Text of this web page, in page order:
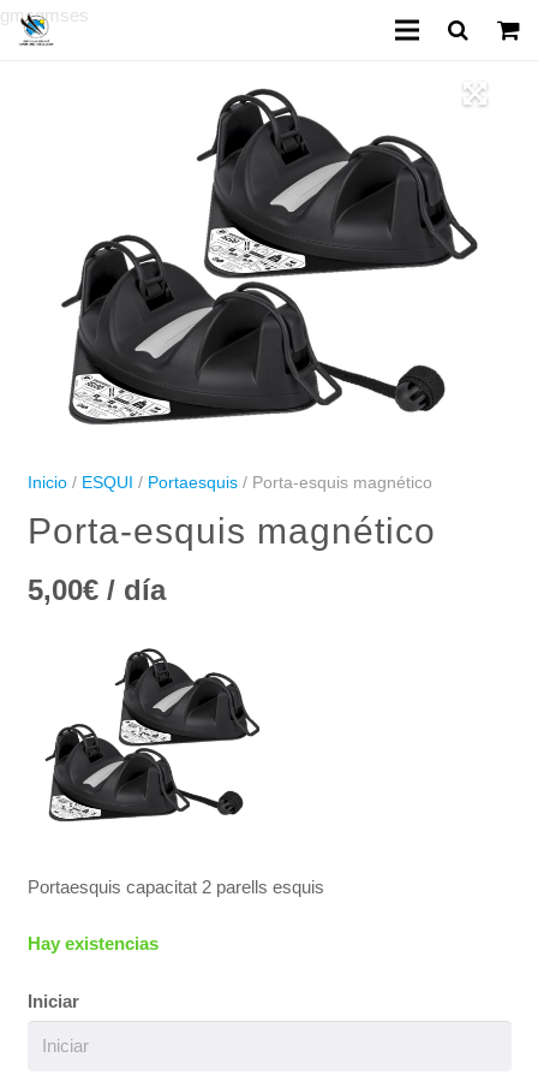
Escuela de esquí
Alquiler de material
Parque Cims Aventura
gmsgmses
Inicio/ ESQUI / Portaesquis/ Porta-esquis magnético
Porta-esquis magnético
5,00€/ día
Portaesquis capacitat 2 parells esquis
Hay existencias
Iniciar